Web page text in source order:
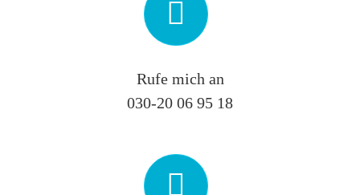
Rufe mich an
030-20 06 95 18